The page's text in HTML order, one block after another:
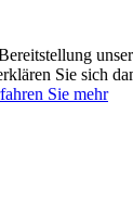
Sie sich
Sie mehr